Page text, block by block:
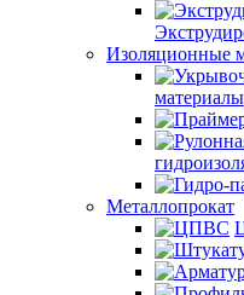
Изоляционные
материалы
Металлопрокат